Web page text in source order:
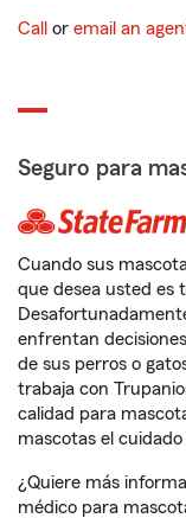
Call or email an
Seguro para
Cuando sus
que desea usted es
enfrentan
de sus perros o
trabaja con
calidad para
mascotas el
¿Quiere más
médico para